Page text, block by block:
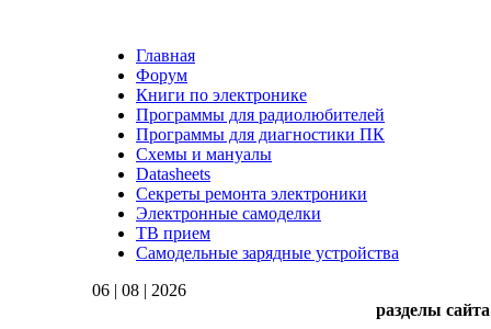
Главная
Форум
Книги по электронике
Программы для радиолюбителей
Программы для диагностики ПК
Схемы и мануалы
Datasheets
Секреты ремонта электроники
Электронные самоделки
ТВ прием
Самодельные зарядные устройства
06 | 08 | 2026
разделы сайта